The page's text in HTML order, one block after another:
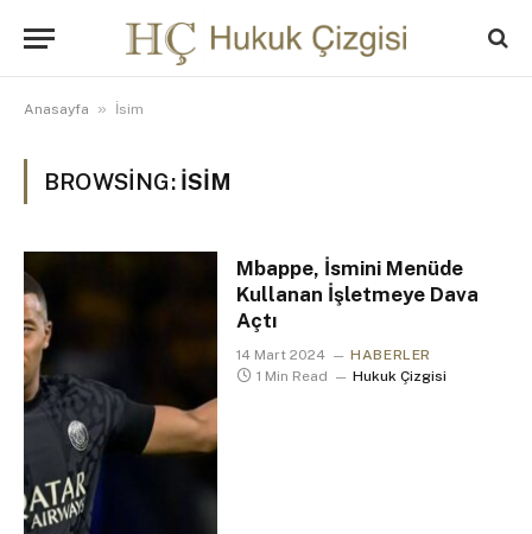
Anasayfa » İsim
BROWSING: İSIM
Mbappe, İsmini Menüde
Kullanan İşletmeye Dava
Açtı
14 Mart 2024
HABERLER
1 Min Read
Hukuk Çizgisi